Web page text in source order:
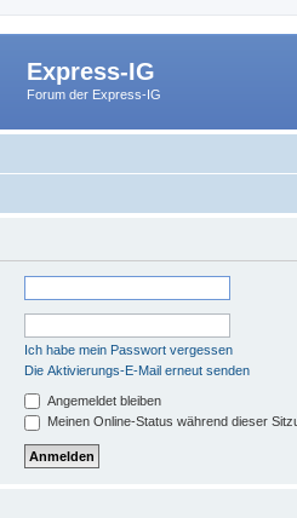
Express-IG
Forum der Express-IG
Ich habe mein Passwort vergessen
Die Aktivierungs-E-Mail erneut senden
Angemeldet bleiben
Meinen Online-Status während dieser